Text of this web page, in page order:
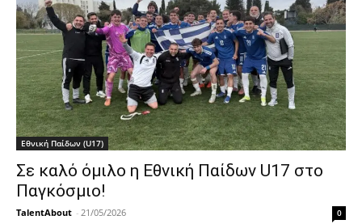
Εθνική Παίδων (U17)
Σε καλό όμιλο η Εθνική Παίδων U17 στο
Παγκόσμιο!
TalentAbout - 21/05/2026 0